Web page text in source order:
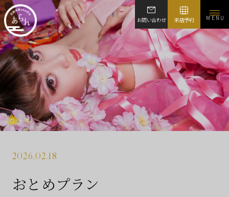
お問い合わせ 来店予約 MENU
2026.02.18
おとめプラン